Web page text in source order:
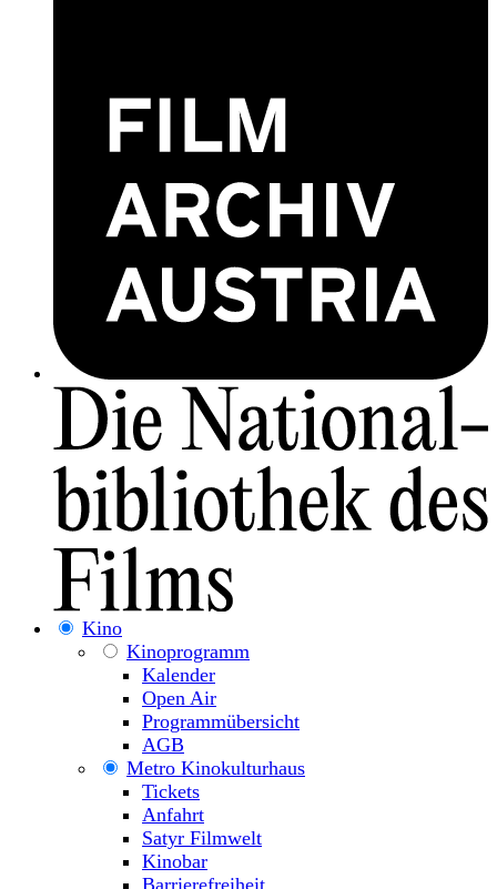
Kino
Kinoprogramm
Kalender
Open Air
Programmübersicht
AGB
Metro Kinokulturhaus
Tickets
Anfahrt
Satyr Filmwelt
Kinobar